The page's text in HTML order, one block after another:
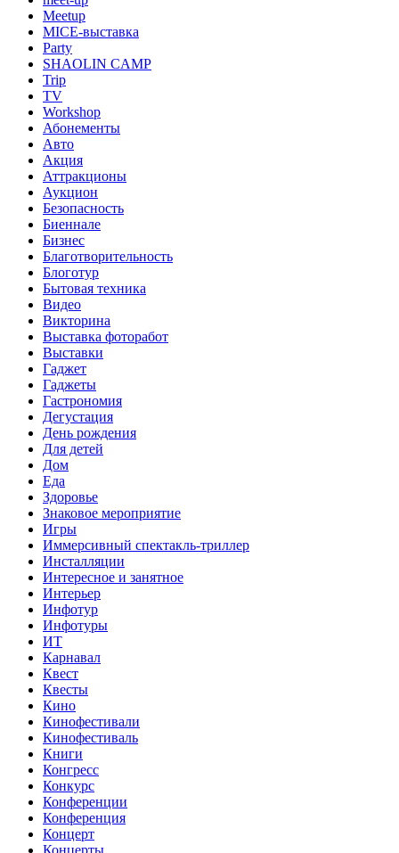
Meetup
MICE-выставка
Party
SHAOLIN CAMP
Trip
TV
Workshop
Абонементы
Авто
Акция
Аттракционы
Аукцион
Безопасность
Биеннале
Бизнес
Благотворительность
Блоготур
Бытовая техника
Видео
Викторина
Выставка фоторабот
Выставки
Гаджет
Гаджеты
Гастрономия
Дегустация
День рождения
Для детей
Дом
Еда
Здоровье
Знаковое мероприятие
Игры
Иммерсивный спектакль-триллер
Инсталляции
Интересное и занятное
Интерьер
Инфотур
Инфотуры
ИТ
Карнавал
Квест
Квесты
Кино
Кинофестивали
Кинофестиваль
Книги
Конгресс
Конкурс
Конференции
Конференция
Концерт
Концерты